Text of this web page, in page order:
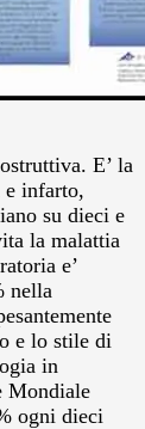
E’ la
e infarto,
su dieci e
la malattia
e’
nella
e lo stile di
in
Mondiale
ogni dieci